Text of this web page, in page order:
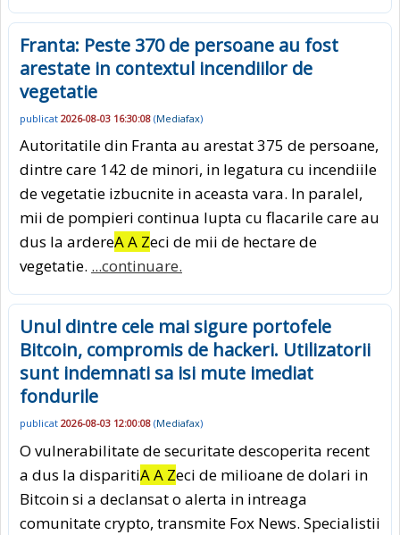
Franta: Peste 370 de persoane au fost
arestate in contextul incendiilor de
vegetatie
publicat 2026-08-03 16:30:08 (Mediafax)
Autoritatile din Franta au arestat 375 de persoane,
dintre care 142 de minori, in legatura cu incendiile
de vegetatie izbucnite in aceasta vara. In paralel,
mii de pompieri continua lupta cu flacarile care au
dus la ardereA A Zeci de mii de hectare de
vegetatie. ...continuare.
Unul dintre cele mai sigure portofele
Bitcoin, compromis de hackeri. Utilizatorii
sunt indemnati sa isi mute imediat
fondurile
publicat 2026-08-03 12:00:08 (Mediafax)
O vulnerabilitate de securitate descoperita recent
a dus la disparitiA A Zeci de milioane de dolari in
Bitcoin si a declansat o alerta in intreaga
comunitate crypto, transmite Fox News. Specialistii